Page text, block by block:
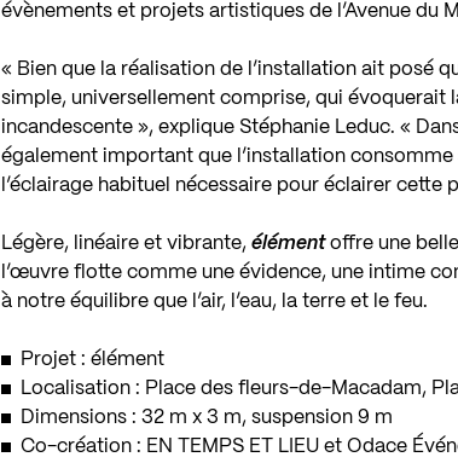
évènements et projets artistiques de l’Avenue du
« Bien que la réalisation de l’installation ait posé
simple, universellement comprise, qui évoquerait
incandescente », explique Stéphanie Leduc. «
également important que l’installation
l’éclairage habituel nécessaire pour éclairer
Légère, linéaire et vibrante,élémentoffre une
l’œuvre flotte comme une évidence, une intime
à notre équilibre que l’air, l’eau, la terre et le feu.
Projet : élément
Localisation : Place des fleurs-de-Macadam,
Dimensions : 32 m x 3 m, suspension 9 m
Co-création : EN TEMPS ET LIEU et Odace